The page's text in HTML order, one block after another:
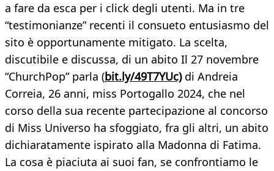
a fare da esca per i click degli utenti. Ma in tre
“testimonianze” recenti il consueto entusiasmo del
sito è opportunamente mitigato. La scelta,
discutibile e discussa, di un abito Il 27 novembre
“ChurchPop” parla (bit.ly/49T7YUc)di Andreia
Correia, 26 anni, miss Portogallo 2024, che nel
corso della sua recente partecipazione al concorso
di Miss Universo ha sfoggiato, fra gli altri, un abito
dichiaratamente ispirato alla Madonna di Fatima.
La cosa è piaciuta ai suoi fan, se confrontiamo le